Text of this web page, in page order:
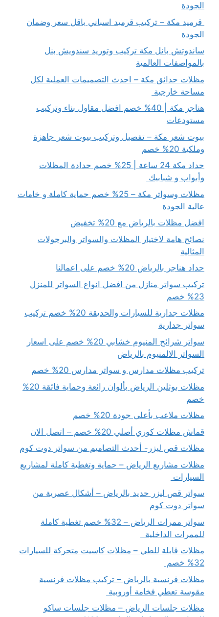
الجودة
قرميد مكة – تركيب قرميد اسباني باقل سعر وضمان
الجودة
ساندوتش بانل مكة تركيب وتوريد سندويش بنل
بالمواصفات العالمية
مظلات حدائق مكة – احدث التصميمات العملية لكل
مساحة خارجية
هناجر مكة | 40% خصم افضل مقاول بناء وتركيب
مستودعات
بيوت شعر مكة – تفصيل وتركيب بيوت شعر جاهزة
وملكية 20% خصم
حداد مكة 24 ساعة | 25% خصم حدادة المظلات
وأبواب و شبابيك
مظلات وسواتر مكة – 25% خصم حماية كاملة و خامات
عالية الجودة
افضل مظلات بالرياض مع 20% تخفيض
نصائح هامة لاختيار المظلات والسواتر والبرجولات
المثالية
حداد هناجر بالرياض 20% خصم على اعمالنا
تركيب سواتر منازل من افضل انواع السواتر للمنزل
23% خصم
مظلات جدارية للسيارات والحديقة 20% خصم تركيب
سواتر جدارية
سواتر شرائح المنيوم خشابي 20% خصم على اسعار
السواتر الالمنيوم بالرياض
تركيب مظلات مدارس و سواتر مدارس 20% خصم
مظلات بوثلين الرياض بألوان رائعة وحماية فائقة 20%
خصم
مظلات ملاعب بأعلى جودة 20% خصم
قماش مظلات كوري أصلي 20% خصم – اتصل الان
مظلات قص ليزر- أحدث التصاميم من سواتر دوت كوم
مظلات مشاريع الرياض – حماية وتغطية كاملة لمشاريع
السيارات
سواتر قص ليزر حديد بالرياض – أشكال عصرية من
سواتر دوت كوم
سواتر ممرات الرياض – 32% خصم تغطية كاملة
للممرات الداخلية
مظلات قابلة للطي – مظلات كاسيت متحركة للسيارات
32% خصم
مظلات فرنسية بالرياض – تركيب مظلات فرنسية
مقوسة تعطي فخامة أوروبية
مظلات جلسات الرياض – مظلات جلسات ساكو